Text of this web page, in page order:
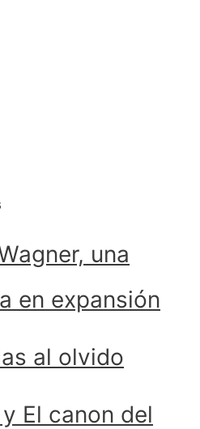
una
en expansión
al olvido
El canon del